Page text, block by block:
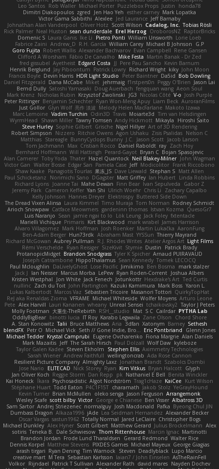
Leo Santos Rob Waller Michael Porter Puzzlebox Props Justin
honda78
Dimitri Diakopoulos zgred Jen Hao Yeh esther carney Mark Lopatka
Victor Gama Sabbithi Alexlee Jed Laurance Jeff Barnaby
Johnathan Alan Vanderpool Oliver Hotz Scott Wilson Cadalog, Inc. Tobias Rösli
Rick Palmer Neal Huston sean dunderdale Erel Herzog OroborosNZ RaptorBricks
Domenic S Laura Ganis Ike Li Pietro Ponti William Unsworth Lorie Loeb
Fabrice Zaini Andrew_D R.H. García William Carey Michael B Johnson
G.P
Goro Fujita Robert Wallis Alexander Bachvarov Evan Campbell Rene Gansen
Clifford A Worsham Fábio De Carvalho Mike Festa Martin Banak - Dr Zed
fred gissubel Ayetheist Edgard Costa JJ Pere Pau Sancho Kevin Barnum
Henrik Berglund Jay Piboontum Patrick Lowry Richard Wright kiky John Moon
Francis Boyle Devin Harris HDR Light Studio Peter Baintner Da5id Bob Dowling
Daniel Fitzgerald Dana McCabe Miket jehrmaig f1rstpers0n Peggy O'Brien Jason Lai
Bernd Dully Satoshi Yamasaki Doug Auerbach fengquan wang Aeon Soul
Mark Krenz Nicholas Rubin Krzysztof Zwolinski JG3 Nicolas Côté V-o Josh Purple
Peter Rittinger Benjamin Schechter Ryan Won-Meng Apuy Liam Beck AuroranFilms
Just Gollor Glyn Wolf 亮作 淡波 Melody Helen MacFarlane Makoto Izawa
Marc Lemoine Vadim Turchin Odin3D Travis Moiarte3d Tim van Helsdingen
WyrmHead
Shawn Miller Tawny Tomsen Andy Hickmott Mikayla
Hiroshi Saito
Steve Hurley Sophie Gilbert Grische Nigel Hillyer Art of 3D Rendering
Robert Simpson
Nizzero Ritchie Owens Agon Ushaku Zisis Psalidas Nelson C
Matthias Stareagle BunnyCyclops Bunny J.C. Jason Scott Jacob Larson
Tom Jachmann
Max Cristian Rocco Daniel Raboldt ray Zach Hoy
Bernhard Hoffmann Will Hattingh Perard-Gayot Bryan C Bojan Spasojevic
Alan Camerer Toby Yoda Thater Hazel Quantock Neil Blakey-Milner John Wagman
Victor Gan Walter Bosse Edgar San Pamela Case Jeff Modicolitor Frank Riccobono
Shaw Kaake Panagiotis Tourlas 果冻_JS Dave Liewald Stephan S Matt Allen
Paul Schicketanz
Norimichi Sano DGagster Matt Griffey Ian Hubert Linda Robbins
Richard Lyons Joanne Tai Mahe Dewan Finn Bear Ivan Sepulveda
Gabor Z
Jeremy Park
Cameron Keffer Yan Shi Ulrich Woehr Chris Li
Zachary Capalbo
Kelly Johnson Hannes Dreyer Elektrospy Buttered Side Down
The Dread Vixen Alinsa Laura Kimmel Timo Muraja Tom Norman Rodney Schmidt
Arioch Snowpaw Catface Meowmers gardeninn thomas Istvan Kozma QuesoGr7
Luis Naranjo Sean jamie ngai to lo Lök Leung Jack Foley fxtentacle
Marielli Vichique Primaris Kirt Blackwood mark wrabel James Harrison
Alvaro Villagomez Mark Hoffman Josh Roenker Martin Lukačka AaronFung
Ben-Adam Berger Hun73rdk Abraham Mast YYSSun Thierry Mayrand
Richard McGowan Aubrey Pullman R.J. Rhodes Writes Atelier Argos Art Light Films
Rémi Verschelde Ryan Reisiger SizeKivit Stymie Dustin
Patrick Brady
ProtanopicMidget Brandon Snodgrass Tyler K Spicher Arnaud PUIRAVAUD
Joseph Catrambone HippoThalamus Sean Kennedy Tomek LECOCQ
Paul Mcloughlin
DaLivelyGhost Lose Pacific Jimikimo Ben Bosma
mark stalzer
Jack J
Ian Neisser Marcus Morba LePew Ryan Roden-Corrent Joshua Albers
Kristen Westphal
Jon White Jack Fenech Jotunkottr Hexdrake's Art Ted Curtis
nullinc Zach du Toit John Partington Kazuki Kamimura Mark Boss Yaron L.
Lukas Kalbertodt Marcos Vaz Sébastien Tricoire Masanori Tottori QuirkyTopHat
ReJ aka Renaldas Zioma VFRAME Michael Whiteside Wolfer Moyens Arturo Leone
Pete Alex Harvill Lauri Kananen wheany Unreal Sensei tchaikovsky2 Taylor J Peters
Molly Footman 大重生-TheRebirth RSH__studio Mat S C Cailrdar PYTHA Lab
OddlyBigBear binotti lucia IT Roy Karabo Legwaila Zane Olson
Chord Shore
A. Stan Konowitz Talii Bruce Matthews Aria 3dfan Xatonym Barney Sethesh
blendFX Petr O Michael Vick Seth // Gone Indie, Bro... Eric Pontbriand
Glenn Jones
Michael Tedder Krystal Camprubi Eugene Ovcharenko Fiona Margrie Alan Daniels
Mark Mazaitis Jeff The Sarah Hirsch Paul Dolzall Wolf Daw kyleboze
Taylor Galen Kadee Steven Ekholm Stephen Ellis Aximmetry Technologies
Sarah Wiener Andrew Faithfull wellingtoncrab Ada Rose Cannon
Resilient Picture Company Almighty Laxz Jonathan Brandt Szabolcs Dombi
Jose Nario
ELITECAD Nick Storey Ryan Kim Vitkus Bryan Halcott Glyph
Jan Oliver Koch Reggie Storm Dan Repp pk Nathaniel E Bell Benita Winckler
Kai Honeck Íkara Psychosadistic Algot Nordström Trag1cHaze KaiCee Kurt Wilson
Stéphane Huart Todd Eaton P4C1F15T charamath Jakob Stolz YeGrayHound
Kevin Turner Brian McMullen oleko senga Jason Ferguson Arrangemonk
Wesley Scafe scott bilby Victor George e Chianese Ben Visser Albatross 3D
Sam Sartor Andrej Striezenec normalguy Josh Macdonald Pafka Byeong Chul JIN
Dumbass Dragon Alkaza1996 jAde Lea Seidman Hernandez Alexander Becker
Oscar Vargas sastun1962 Totally Normal Jared LeClaire Christopher Bogs
Michael Dunkley Alex Hyner Scott Gilbert Matthew Gerard Julius Brockelmann Alex
sotiris Teneka B. Dale Schwiesow Thom Rittenhouse Marcin Ignac Martinotti
Brandon Jordan Frode Lund Tharaldsen Gerard Redmond Walter Rice
Dennis Korpel Matthew Stevens PIXDES Games Michael Mayeux George Giagias
arash tirgari Ryan Dening Tim Warnock Steven Deadlyblack Lupo Marcio
creative mart M Tera Sebastian Karlsson Iaian7 / John Einselen AsTheRainFell
Volkor Rijndael Patrick T Sullivan Alexander Rath david mares Nayden Dochev